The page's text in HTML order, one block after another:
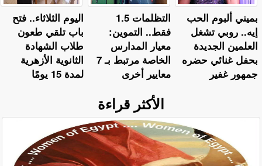
اليوم الثلاثاء.. فتح
باب تلقي طعون
طلاب الشهادة
الثانوية الأزهرية
لمدة 15 يومًا
التظلمات 1.5
فقط.. التموين:
معيار المدارس
الخاصة مرتبط بـ 7
معايير أخرى
بميني ألبوم الحب
إيه.. روبي تشغل
العلمين الجديدة
بحفل غنائي حضره
جمهور غفير
الأكثر قراءة